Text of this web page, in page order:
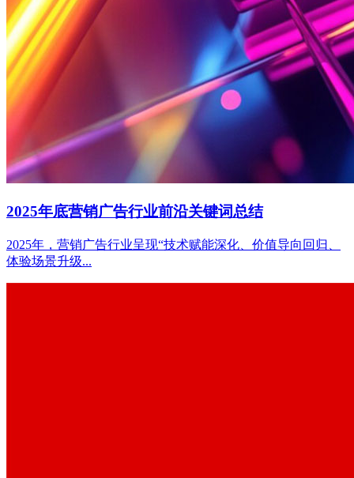
2025年底营销广告行业前沿关键词总结
2025年，营销广告行业呈现“技术赋能深化、价值导向回归、
体验场景升级...